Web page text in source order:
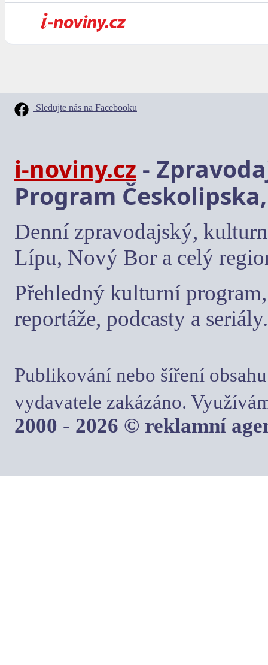
Sledujte nás na Facebooku
i-noviny.cz -
Program
Denní zpravodajský,
Lípu, Nový Bor a celý
Přehledný kulturní
reportáže, podcasty a seriály.
Publikování nebo šíření
vydavatele zakázáno.
2000 - 2026 © reklamní